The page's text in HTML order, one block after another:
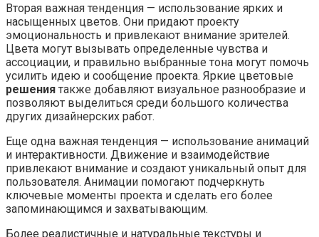
Вторая важная тенденция — использование ярких и
насыщенных цветов. Они придают проекту
эмоциональность и привлекают внимание зрителей.
Цвета могут вызывать определенные чувства и
ассоциации, и правильно выбранные тона могут помочь
усилить идею и сообщение проекта. Яркие цветовые
решения также добавляют визуальное разнообразие и
позволяют выделиться среди большого количества
других дизайнерских работ.
Еще одна важная тенденция — использование анимаций
и интерактивности. Движение и взаимодействие
привлекают внимание и создают уникальный опыт для
пользователя. Анимации помогают подчеркнуть
ключевые моменты проекта и сделать его более
запоминающимся и захватывающим.
Более реалистичные и натуральные текстуры и